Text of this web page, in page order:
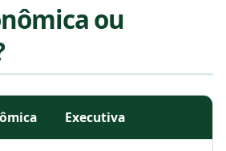
ou
Executiva